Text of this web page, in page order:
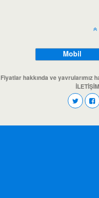
Mobil
Fiyatlar hakkında ve yavrularımız